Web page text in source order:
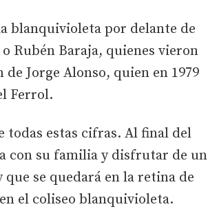
blanquivioleta por delante de
Rubén Baraja, quienes vieron
Jorge Alonso, quien en 1979
Ferrol.
todas estas cifras. Al final del
con su familia y disfrutar de un
se quedará en la retina de
el coliseo blanquivioleta.